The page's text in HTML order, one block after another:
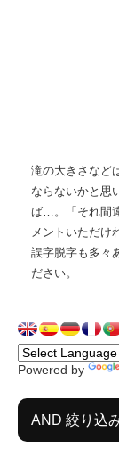
滝の大きさなど
ならないかと思
ば…。「それ間
メントいただけ
誤字脱字も多々
ださい。
Powered by
AND 絞り込